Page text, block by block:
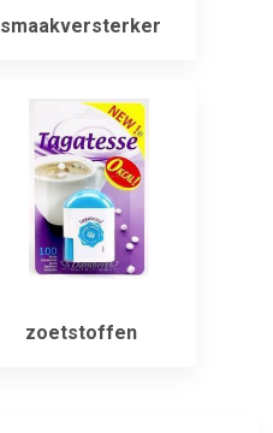
smaakversterker
zoetstoffen